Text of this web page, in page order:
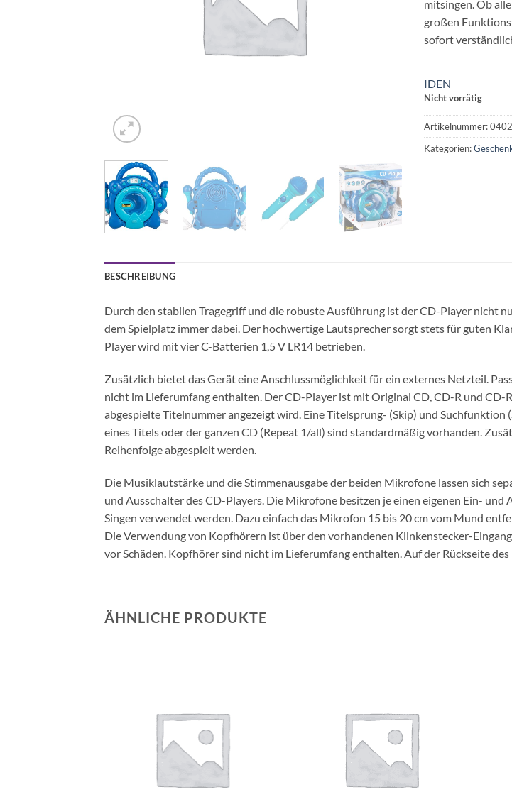
mitsingen. Ob
großen
sofort
IDEN
Nicht vorrätig
Artikelnummer:
Kategorien:
BESCHREIBUNG
Durch den stabilen Tragegriff und die robuste Ausführung ist der CD-Player nicht
dem Spielplatz immer dabei. Der hochwertige Lautsprecher sorgt stets für guten
Player wird mit vier C-Batterien 1,5 V LR14 betrieben.
Zusätzlich bietet das Gerät eine Anschlussmöglichkeit für ein externes Netzteil.
nicht im Lieferumfang enthalten. Der CD-Player ist mit Original CD, CD-R und
abgespielte Titelnummer angezeigt wird. Eine Titelsprung- (Skip) und
eines Titels oder der ganzen CD (Repeat 1/all) sind standardmäßig vorhanden.
Reihenfolge abgespielt werden.
Die Musiklautstärke und die Stimmenausgabe der beiden Mikrofone lassen sich
und Ausschalter des CD-Players. Die Mikrofone besitzen je einen eigenen Ein-
Singen verwendet werden. Dazu einfach das Mikrofon 15 bis 20 cm vom Mund
Die Verwendung von Kopfhörern ist über den vorhandenen Klinkenstecker-
vor Schäden. Kopfhörer sind nicht im Lieferumfang enthalten. Auf der Rückseite
ÄHNLICHE PRODUKTE